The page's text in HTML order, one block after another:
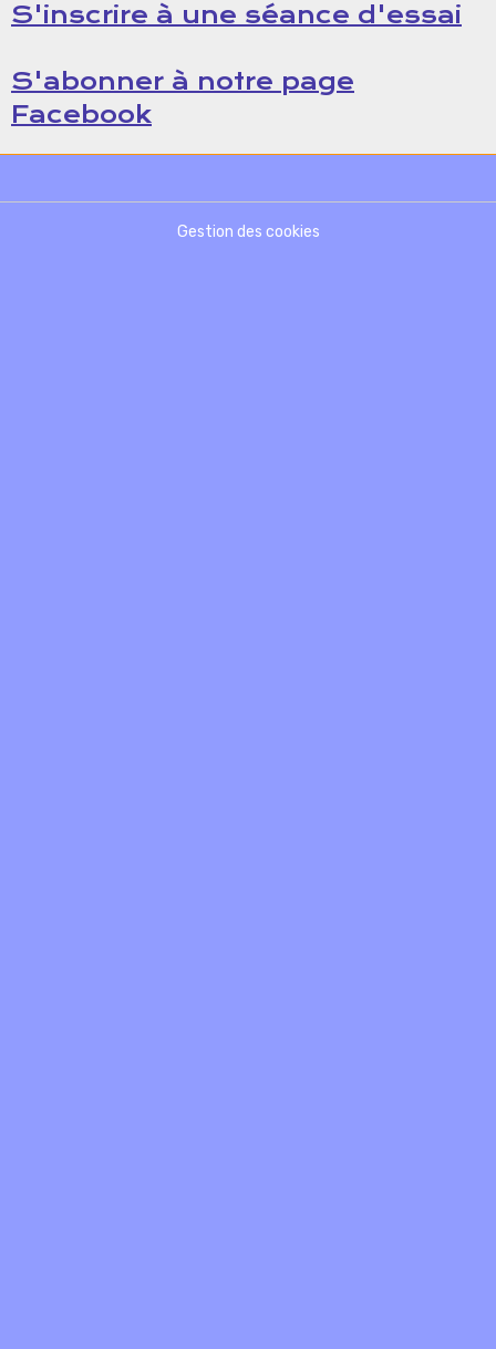
S'inscrire à une séance d'essai
S'abonner à notre page
Facebook
Gestion des cookies